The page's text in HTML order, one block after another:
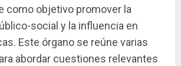
como objetivo promover la
social y la influencia en
Este órgano se reúne varias
abordar cuestiones relevantes